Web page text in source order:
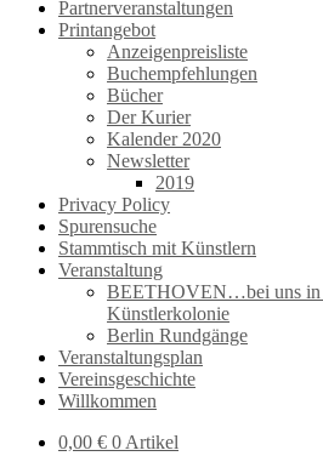
Partnerveranstaltungen
Printangebot
Anzeigenpreisliste
Buchempfehlungen
Bücher
Der Kurier
Kalender 2020
Newsletter
2019
Privacy Policy
Spurensuche
Stammtisch mit Künstlern
Veranstaltung
BEETHOVEN…bei uns in
Künstlerkolonie
Berlin Rundgänge
Veranstaltungsplan
Vereinsgeschichte
Willkommen
0,00 € 0 Artikel